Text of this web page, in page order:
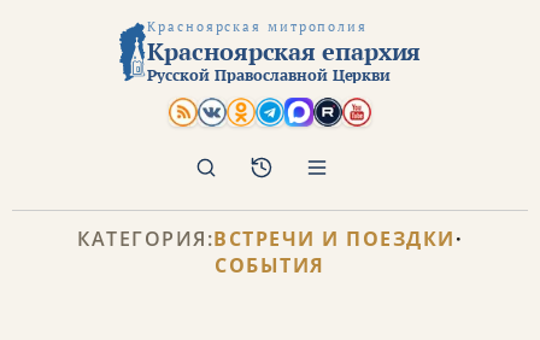
Красноярская митрополия
Красноярская епархия
Русской Православной Церкви
Архив
Поиск
КАТЕГОРИЯ:ВСТРЕЧИ И ПОЕЗДКИ·
СОБЫТИЯ